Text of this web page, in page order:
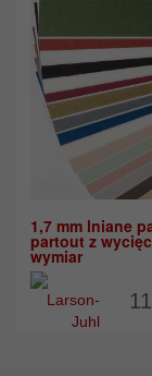
1,7 mm lniane
partout z
wymiar